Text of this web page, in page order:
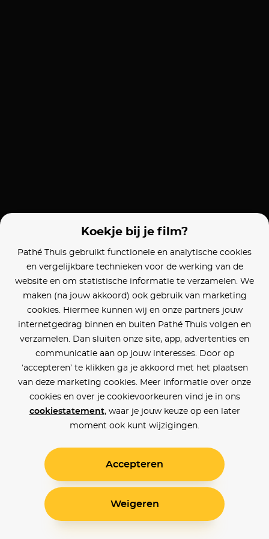
Koekje bij je film?
Pathé Thuis gebruikt functionele en analytische cookies
en vergelijkbare technieken voor de werking van de
website en om statistische informatie te verzamelen. We
maken (na jouw akkoord) ook gebruik van marketing
cookies. Hiermee kunnen wij en onze partners jouw
internetgedrag binnen en buiten Pathé Thuis volgen en
verzamelen. Dan sluiten onze site, app, advertenties en
communicatie aan op jouw interesses. Door op
‘accepteren’ te klikken ga je akkoord met het plaatsen
van deze marketing cookies. Meer informatie over onze
cookies en over je cookievoorkeuren vind je in ons
cookiestatement, waar je jouw keuze op een later
moment ook kunt wijzigingen.
Accepteren
Weigeren